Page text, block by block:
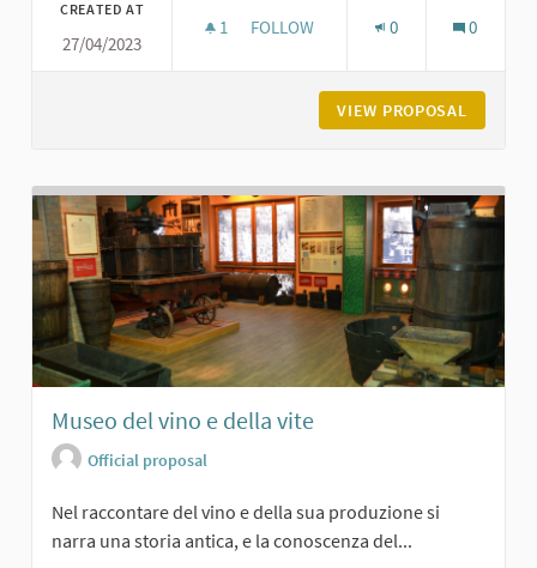
CREATED AT
27/04/2023
1 1 FOLLOWER
FOLLOW 0 0
VIEW PROPOSAL
Museo del vino e della vite
Official proposal
Nel raccontare del vino e della sua produzione si
narra una storia antica, e la conoscenza del...